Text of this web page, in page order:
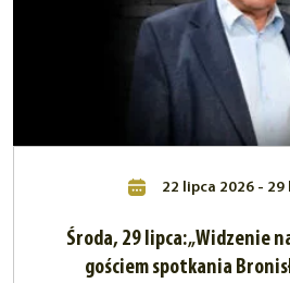
22 lipca 2026 - 29
Środa, 29 lipca: „Widzenie
gościem spotkania